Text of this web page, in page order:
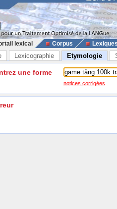
lexical Corpus
Lexicographie Etymologie
une forme
notices corrigées